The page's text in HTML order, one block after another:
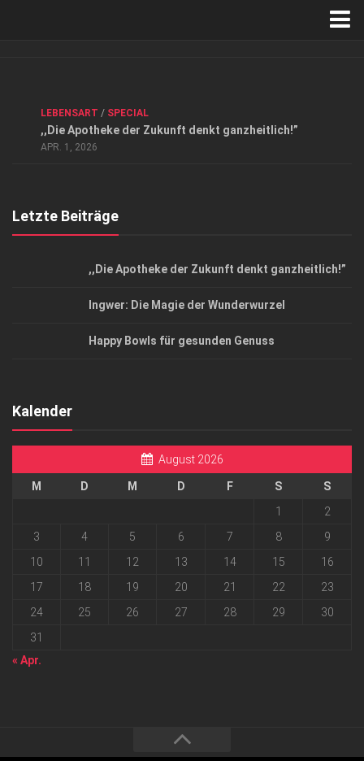
Datenschutzerklärung
Top Magazin Dresden / Ostsachsen
LEBENSART / SPECIAL
,,Die Apotheke der Zukunft denkt ganzheitlich!”
APR. 1, 2026
Letzte Beiträge
,,Die Apotheke der Zukunft denkt ganzheitlich!”
Ingwer: Die Magie der Wunderwurzel
Happy Bowls für gesunden Genuss
Kalender
August 2026
M D M D F S
S
1
2
3
4 5 6 7 8
9
10
11 12 13 14 15
16
17
18 19 20 21 22
23
24
25 26 27 28 29
30
31
« Apr.